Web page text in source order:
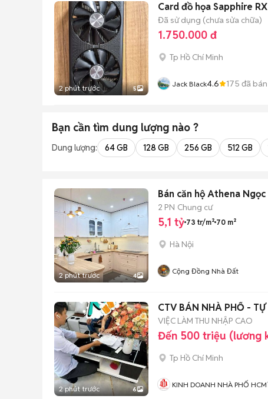
2 phút trước 5
Card đồ họa Sapphire
Đã sử dụng (chưa sửa chữa)
1.750.000 đ
Tp Hồ Chí Minh
Jack Black4.6 175 đã bán
Bạn cần tìm dung lượng nào ?
Dung lượng: 64 GB 128 GB 256 GB 512 GB
2 phút trước 4
Bán căn hộ Athena
2 PN Chung cư
5,1 tỷ 73 tr/m² 70 m²
Hà Nội
Cộng Đồng Nhà Đất
2 phút trước 6
CTV BÁN NHÀ PHỐ -
VIỆC LÀM THU NHẬP CAO
Đến 500 triệu (lương
Tp Hồ Chí Minh
KINH DOANH NHÀ PHỐ HCM